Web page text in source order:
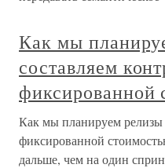
Как мы
составляем
фиксированной
Как мы планируем релизы
фиксированной
дальше, чем на один